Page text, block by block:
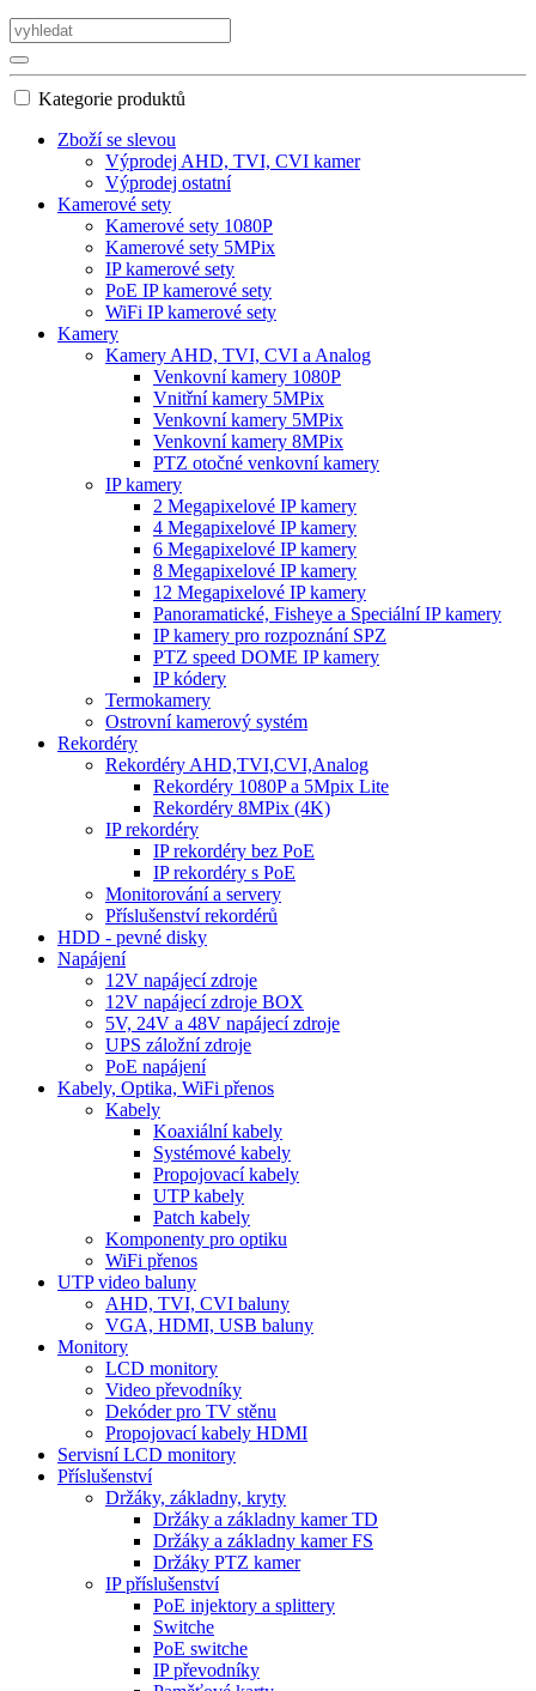
Kategorie produktů
Zboží se slevou
Výprodej AHD, TVI, CVI kamer
Výprodej ostatní
Kamerové sety
Kamerové sety 1080P
Kamerové sety 5MPix
IP kamerové sety
PoE IP kamerové sety
WiFi IP kamerové sety
Kamery
Kamery AHD, TVI, CVI a Analog
Venkovní kamery 1080P
Vnitřní kamery 5MPix
Venkovní kamery 5MPix
Venkovní kamery 8MPix
PTZ otočné venkovní kamery
IP kamery
2 Megapixelové IP kamery
4 Megapixelové IP kamery
6 Megapixelové IP kamery
8 Megapixelové IP kamery
12 Megapixelové IP kamery
Panoramatické, Fisheye a Speciální IP kamery
IP kamery pro rozpoznání SPZ
PTZ speed DOME IP kamery
IP kódery
Termokamery
Ostrovní kamerový systém
Rekordéry
Rekordéry AHD,TVI,CVI,Analog
Rekordéry 1080P a 5Mpix Lite
Rekordéry 8MPix (4K)
IP rekordéry
IP rekordéry bez PoE
IP rekordéry s PoE
Monitorování a servery
Příslušenství rekordérů
HDD - pevné disky
Napájení
12V napájecí zdroje
12V napájecí zdroje BOX
5V, 24V a 48V napájecí zdroje
UPS záložní zdroje
PoE napájení
Kabely, Optika, WiFi přenos
Kabely
Koaxiální kabely
Systémové kabely
Propojovací kabely
UTP kabely
Patch kabely
Komponenty pro optiku
WiFi přenos
UTP video baluny
AHD, TVI, CVI baluny
VGA, HDMI, USB baluny
Monitory
LCD monitory
Video převodníky
Dekóder pro TV stěnu
Propojovací kabely HDMI
Servisní LCD monitory
Příslušenství
Držáky, základny, kryty
Držáky a základny kamer TD
Držáky a základny kamer FS
Držáky PTZ kamer
IP příslušenství
PoE injektory a splittery
Switche
PoE switche
IP převodníky